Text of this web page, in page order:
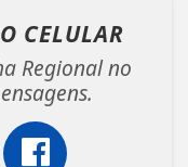
CELULAR
Regional no